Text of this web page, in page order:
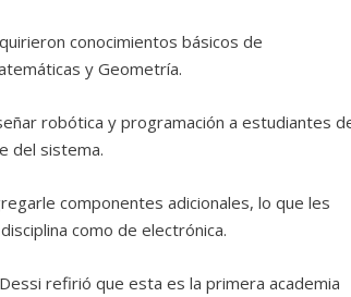
conocimientos básicos de
y Geometría.
robótica y programación a estudiantes
del sistema.
componentes adicionales, lo que les
como de electrónica.
refirió que esta es la primera academia